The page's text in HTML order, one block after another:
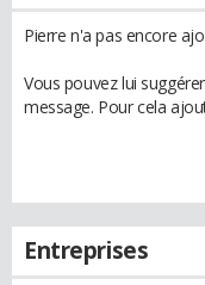
Pierre n'a pas encore
Vous pouvez lui
message. Pour cela
Entreprises